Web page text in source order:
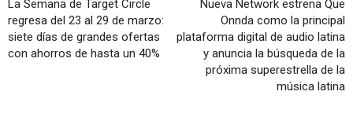
La Semana de Target Circle
regresa del 23 al 29 de marzo:
siete días de grandes ofertas
con ahorros de hasta un 40%
Nueva Network estrena Que
Onnda como la principal
plataforma digital de audio latina
y anuncia la búsqueda de la
próxima superestrella de la
música latina